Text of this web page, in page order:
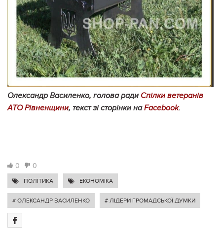
Олександр Василенко, голова ради Спілки ветеранів
АТО Рівненщини, текст зі сторінки наFacebook.
0 0
ПОЛІТИКА ЕКОНОМІКА
# ОЛЕКСАНДР ВАСИЛЕНКО # ЛІДЕРИ ГРОМАДСЬКОЇ ДУМКИ